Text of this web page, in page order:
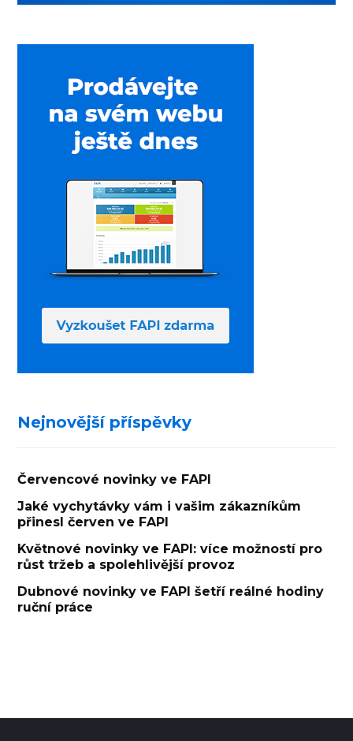
Nejnovější příspěvky
Červencové novinky ve FAPI
Jaké vychytávky vám i vašim zákazníkům
přinesl červen ve FAPI
Květnové novinky ve FAPI: více možností pro
růst tržeb a spolehlivější provoz
Dubnové novinky ve FAPI šetří reálné hodiny
ruční práce